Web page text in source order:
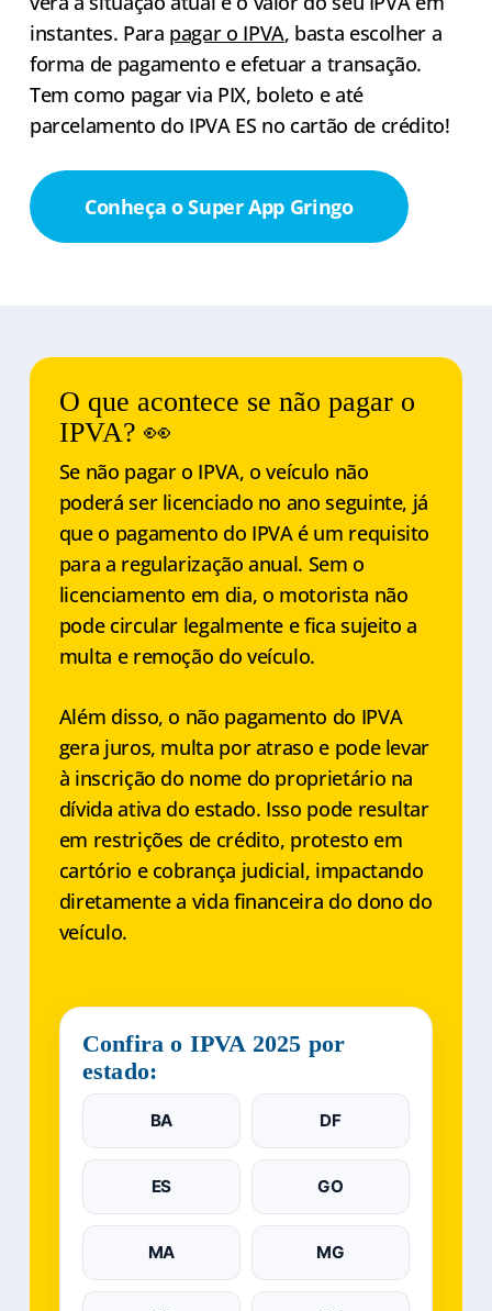
instantes. Para pagar o IPVA, basta escolher a
forma de pagamento e efetuar a transação.
Tem como pagar via PIX, boleto e até
parcelamento do IPVA ES no cartão de crédito!
Conheça o Super App Gringo
O que acontece se não pagar o
IPVA? 👀
Se não pagar o IPVA, o veículo não
poderá ser licenciado no ano seguinte, já
que o pagamento do IPVA é um requisito
para a regularização anual. Sem o
licenciamento em dia, o motorista não
pode circular legalmente e fica sujeito a
multa e remoção do veículo.
Além disso, o não pagamento do IPVA
gera juros, multa por atraso e pode levar
à inscrição do nome do proprietário na
dívida ativa do estado. Isso pode resultar
em restrições de crédito, protesto em
cartório e cobrança judicial, impactando
diretamente a vida financeira do dono do
veículo.
Confira o IPVA 2025 por
estado:
BA DF
ES GO
MA MG